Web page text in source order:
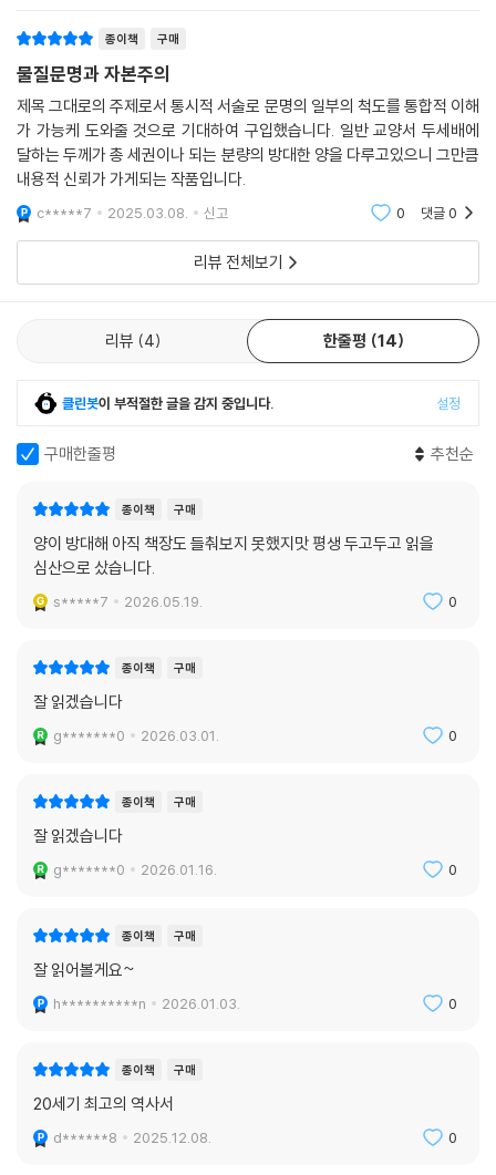
저명한 프랑스의 역사가 페르낭 브로델은 사람들이 어떻게 먹고 입는지,
어디에 사는지, 그리고 어디에서 필수품과 사치품을 얻었는지를 연구함으
로써 역사를 깊이 이해할 수 있다고 설득한다. 브로델은 역사의 큰 흐름이
어떻게 작은 부분으로부터 만들어졌는지를 낱낱이 보여준다.
― 엘리자베스 그로스만, [새터데이 리뷰(Saturday Review)]
저자의 오래된 학식과 세련된 문체뿐 아니라 인간에 대한 이해, 그리고 현
대사회에 대한 예리한 비유로 생생하게 살아 숨 쉬는 책이다.
― [이코노미스트(Economist)]
다. 그는 20세기의 고통을 발견의 땅으로 만들었다.
종이책 구매
물질문명과 자본주의
제목 그대로의 주제로서 통시적 서술로 문명의 일부의 척도를 통합적 이해
가 가능케 도와줄 것으로 기대하여 구입했습니다. 일반 교양서 두세배에
달하는 두께가 총 세권이나 되는 분량의 방대한 양을 다루고있으니 그만큼
내용적 신뢰가 가게되는 작품입니다.
c*****7 2025.03.08. 신고 0 댓글0
리뷰 전체보기
리뷰 4 한줄평 14
클린봇이 부적절한 글을 감지 중입니다. 설정
구매한줄평 추천순
종이책 구매
양이 방대해 아직 책장도 들춰보지 못했지맛 평생 두고두고 읽을
심산으로 샀습니다.
s*****7 2026.05.19. 0
종이책 구매
잘 읽겠습니다
g*******0 2026.03.01. 0
종이책 구매
잘 읽겠습니다
g*******0 2026.01.16. 0
종이책 구매
잘 읽어볼게요~
h**********n 2026.01.03. 0
종이책 구매
20세기 최고의 역사서
d******8 2025.12.08. 0